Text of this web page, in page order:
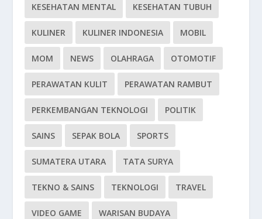
KESEHATAN MENTAL KESEHATAN TUBUH
KULINER KULINER INDONESIA MOBIL
MOM NEWS OLAHRAGA OTOMOTIF
PERAWATAN KULIT PERAWATAN RAMBUT
PERKEMBANGAN TEKNOLOGI POLITIK
SAINS SEPAK BOLA SPORTS
SUMATERA UTARA TATA SURYA
TEKNO & SAINS TEKNOLOGI TRAVEL
VIDEO GAME WARISAN BUDAYA